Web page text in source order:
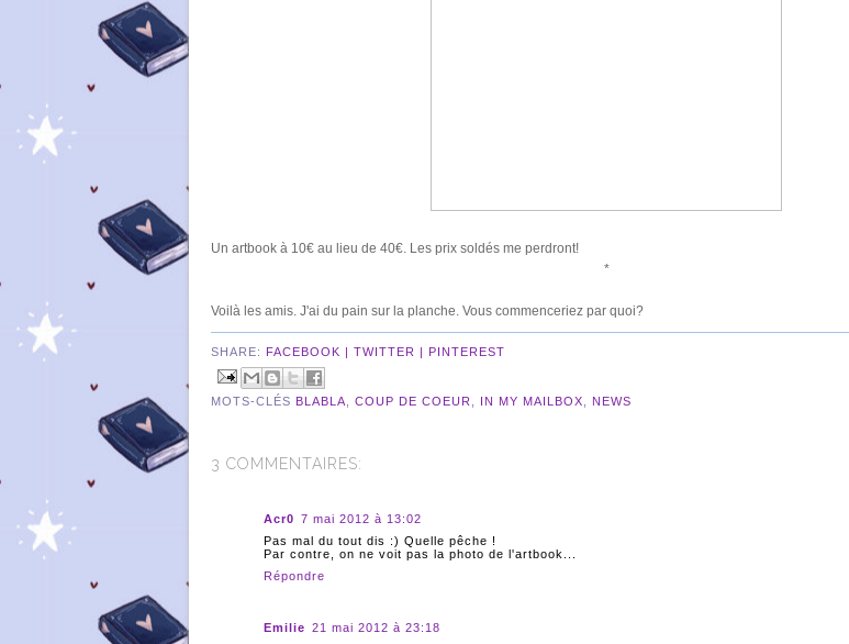
Un artbook à 10€ au lieu de 40€. Les prix soldés me perdront!
*
Voilà les amis. J'ai du pain sur la planche. Vous commenceriez par quoi?
SHARE: FACEBOOK | TWITTER | PINTEREST
MOTS-CLÉS BLABLA COUP DE COEUR IN MY MAILBOX NEWS
3 COMMENTAIRES:
Acr0 7 mai 2012 à 13:02
Pas mal du tout dis :) Quelle pêche !
Par contre, on ne voit pas la photo de l'artbook...
Répondre
Emilie 21 mai 2012 à 23:18